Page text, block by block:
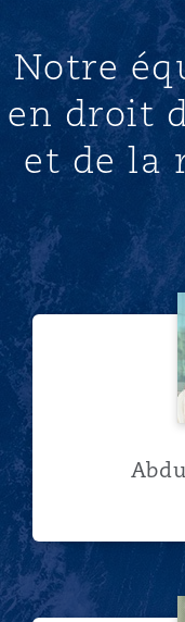
Notre
en droit
et de la